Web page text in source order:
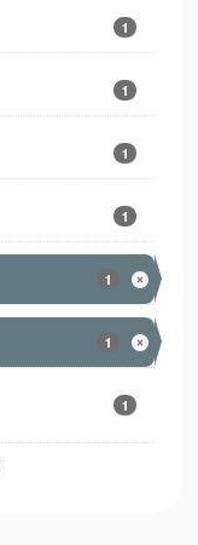
1
1
1
1
1
1
1